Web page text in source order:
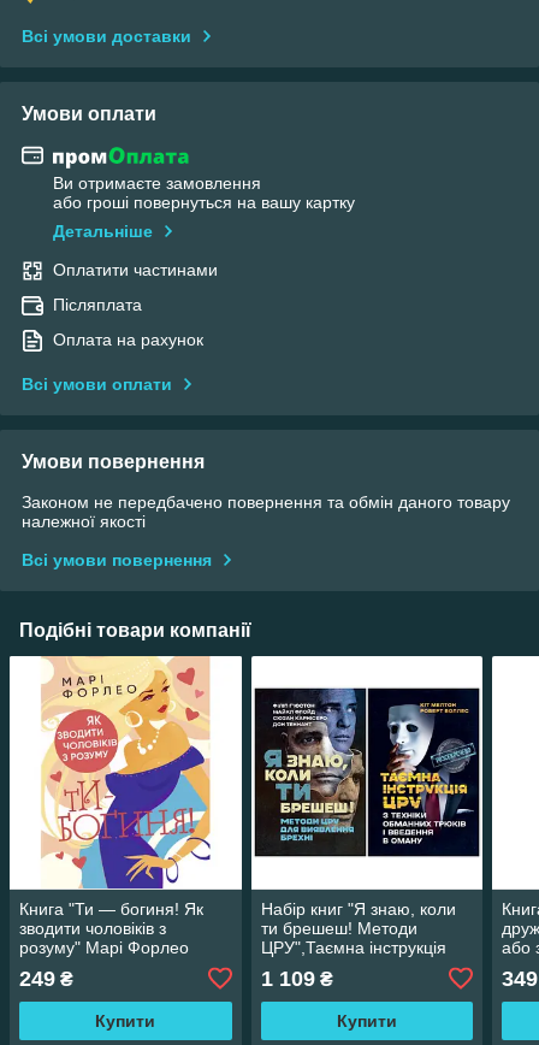
Всі умови доставки
Умови оплати
Ви отримаєте замовлення
або гроші повернуться на вашу картку
Детальніше
Оплатити частинами
Післяплата
Оплата на рахунок
Всі умови оплати
Умови повернення
Законом не передбачено повернення та обмін даного товару
належної якості
Всі умови повернення
Подібні товари компанії
Книга "Ти — богиня! Як
зводити чоловіків з
розуму" Марі Форлео
249 ₴
Купити
Набір книг "Я знаю, коли
ти брешеш! Методи
ЦРУ",Таємна інструкція
ЦРУ з техніки обманних
трюків і введення"
1 109₴
Купити
або
349